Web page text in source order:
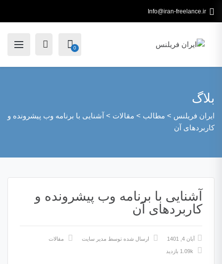
Info@iran-freelance.ir
0
بلاگ
ایران فریلنس > مطالب > مقالات > آشنایی با برنامه وب پیشرونده و
کاربردهای آن
آشنایی با برنامه وب پیشرونده و
کاربردهای آن
آبان 4, 1401 ارسال شده توسط مدیر سایت مقالات